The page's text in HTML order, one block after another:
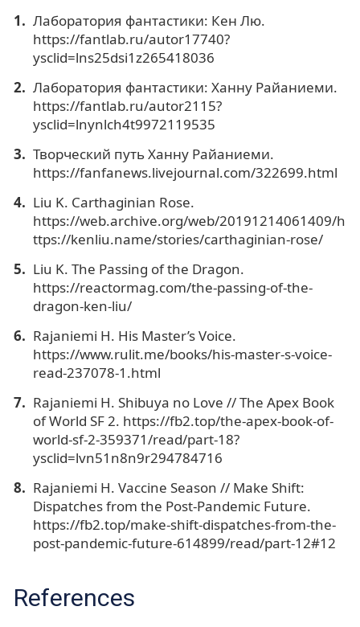
Лаборатория фантастики: Кен Лю.
https://fantlab.ru/autor17740?
ysclid=lns25dsi1z265418036
Лаборатория фантастики: Ханну Райаниеми.
https://fantlab.ru/autor2115?
ysclid=lnynlch4t9972119535
Творческий путь Ханну Райаниеми.
https://fanfanews.livejournal.com/322699.html
Liu K. Carthaginian Rose.
https://web.archive.org/web/20191214061409/h
ttps://kenliu.name/stories/carthaginian-rose/
Liu K. The Passing of the Dragon.
https://reactormag.com/the-passing-of-the-
dragon-ken-liu/
Rajaniemi H. His Master’s Voice.
https://www.rulit.me/books/his-master-s-voice-
read-237078-1.html
Rajaniemi H. Shibuya no Love // The Apex Book
of World SF 2. https://fb2.top/the-apex-book-of-
world-sf-2-359371/read/part-18?
ysclid=lvn51n8n9r294784716
Rajaniemi H. Vaccine Season // Make Shift:
Dispatches from the Post-Pandemic Future.
https://fb2.top/make-shift-dispatches-from-the-
post-pandemic-future-614899/read/part-12#12
References